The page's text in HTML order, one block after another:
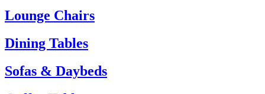
Tel.: +45 66 12 14 04
info@carlhansen.dk
Lounge Chairs
Dining Tables
Sofas & Daybeds